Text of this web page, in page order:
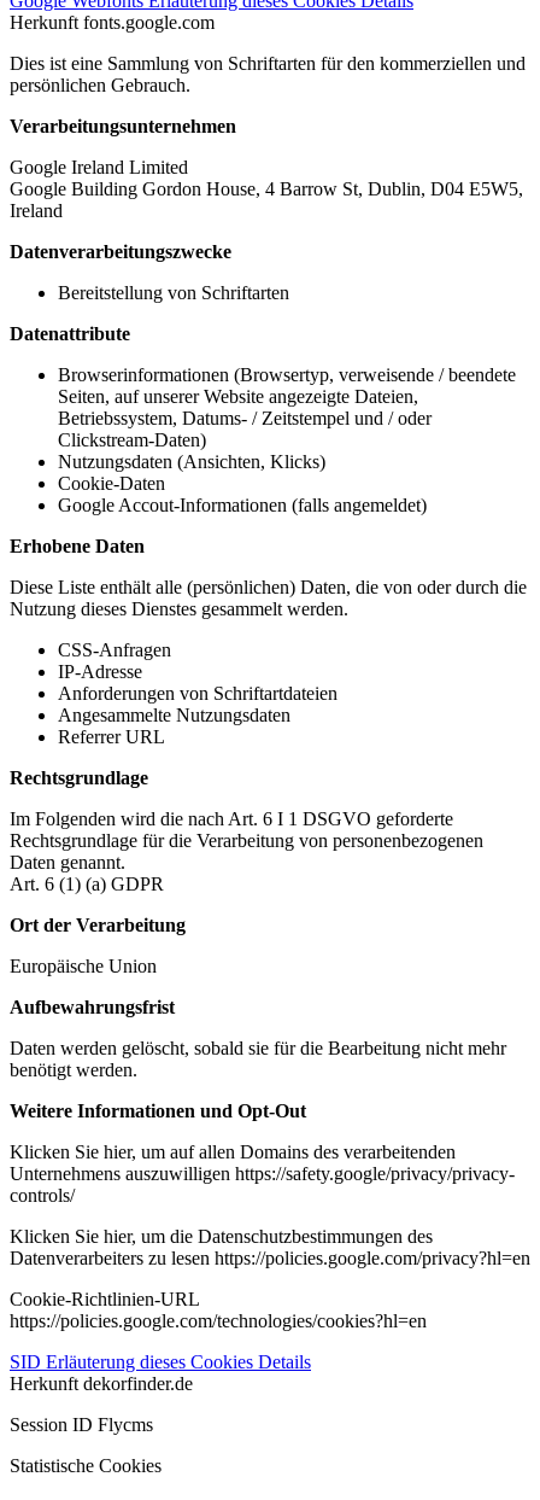
Herkunft fonts.google.com
Dies ist eine Sammlung von Schriftarten für den kommerziellen und
persönlichen Gebrauch.
Verarbeitungsunternehmen
Google Ireland Limited
Google Building Gordon House, 4 Barrow St, Dublin, D04 E5W5,
Ireland
Datenverarbeitungszwecke
Bereitstellung von Schriftarten
Datenattribute
Browserinformationen (Browsertyp, verweisende / beendete
Seiten, auf unserer Website angezeigte Dateien,
Betriebssystem, Datums- / Zeitstempel und / oder
Clickstream-Daten)
Nutzungsdaten (Ansichten, Klicks)
Cookie-Daten
Google Accout-Informationen (falls angemeldet)
Erhobene Daten
Diese Liste enthält alle (persönlichen) Daten, die von oder durch die
Nutzung dieses Dienstes gesammelt werden.
CSS-Anfragen
IP-Adresse
Anforderungen von Schriftartdateien
Angesammelte Nutzungsdaten
Referrer URL
Rechtsgrundlage
Im Folgenden wird die nach Art. 6 I 1 DSGVO geforderte
Rechtsgrundlage für die Verarbeitung von personenbezogenen
Daten genannt.
Art. 6 (1) (a) GDPR
Ort der Verarbeitung
Europäische Union
Aufbewahrungsfrist
Daten werden gelöscht, sobald sie für die Bearbeitung nicht mehr
benötigt werden.
Weitere Informationen und Opt-Out
Klicken Sie hier, um auf allen Domains des verarbeitenden
Unternehmens auszuwilligen https://safety.google/privacy/privacy-
controls/
Klicken Sie hier, um die Datenschutzbestimmungen des
Datenverarbeiters zu lesen https://policies.google.com/privacy?hl=en
Cookie-Richtlinien-URL
https://policies.google.com/technologies/cookies?hl=en
SID Erläuterung dieses Cookies Details
Herkunft dekorfinder.de
Session ID Flycms
Statistische Cookies